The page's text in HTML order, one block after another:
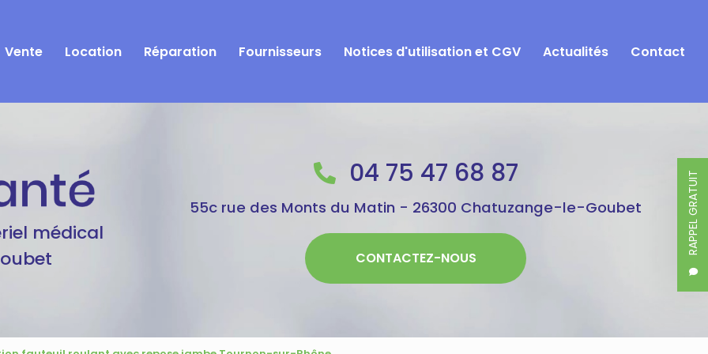
RAPPEL GRATUIT
Vente Location Réparation Fournisseurs Notices d'utilisation et CGV Actualités Contact
médical
04 75 47 68 87
55c rue des Monts du Matin - 26300 Chatuzange-le-Goubet
CONTACTEZ-NOUS